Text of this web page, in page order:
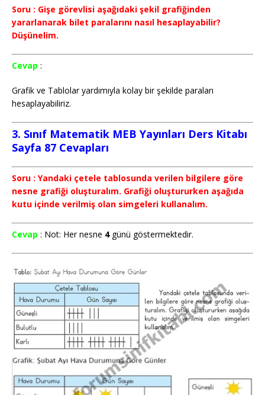
Soru : Gişe görevlisi aşağıdaki şekil grafiğinden
yararlanarak bilet paralarını nasıl hesaplayabilir?
Düşünelim.
Cevap :
Grafik ve Tablolar yardımıyla kolay bir şekilde paraları
hesaplayabiliriz.
3. Sınıf Matematik MEB Yayınları Ders Kitabı
Sayfa 87 Cevapları
Soru : Yandaki çetele tablosunda verilen bilgilere göre
nesne grafiği oluşturalım. Grafiği oluştururken aşağıda
kutu içinde verilmiş olan simgeleri kullanalım.
Cevap : Not: Her nesne 4 günü göstermektedir.